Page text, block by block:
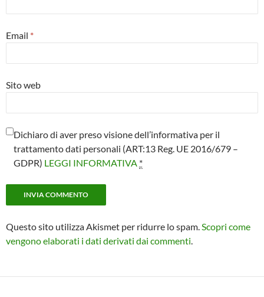
Email *
Sito web
Dichiaro di aver preso visione dell’informativa per il
trattamento dati personali (ART:13 Reg. UE 2016/679 –
GDPR) LEGGI INFORMATIVA *
Questo sito utilizza Akismet per ridurre lo spam. Scopri come
vengono elaborati i dati derivati dai commenti